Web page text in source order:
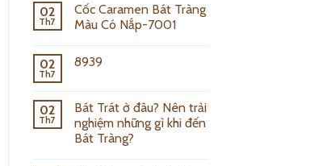
02
Th7
Cốc Caramen Bát Tràng
Màu Có Nắp-7001
02
Th7
8939
02
Th7
Bát Trát ở đâu? Nên trải
nghiệm những gì khi đến
Bát Tràng?